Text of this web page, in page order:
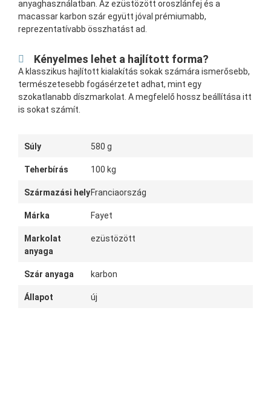
anyaghasználatban. Az ezüstözött oroszlánfej és a
macassar karbon szár együtt jóval prémiumabb,
reprezentatívabb összhatást ad.
Kényelmes lehet a hajlított forma?
A klasszikus hajlított kialakítás sokak számára ismerősebb,
természetesebb fogásérzetet adhat, mint egy
szokatlanabb díszmarkolat. A megfelelő hossz beállítása itt
is sokat számít.
Súly 580 g
Teherbírás 100 kg
Származási helyFranciaország
Márka Fayet
Markolat
anyaga
ezüstözött
Szár anyaga karbon
Állapot új